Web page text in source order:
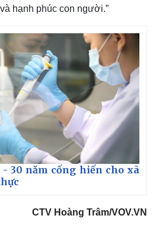
Thị trường
Giá vàng
Tiêu dùng
Chứng khoán
Giá cà phê
hạnh phúc con người.”
- 30 năm cống hiến cho xã
CTV Hoàng Trâm/VOV.VN